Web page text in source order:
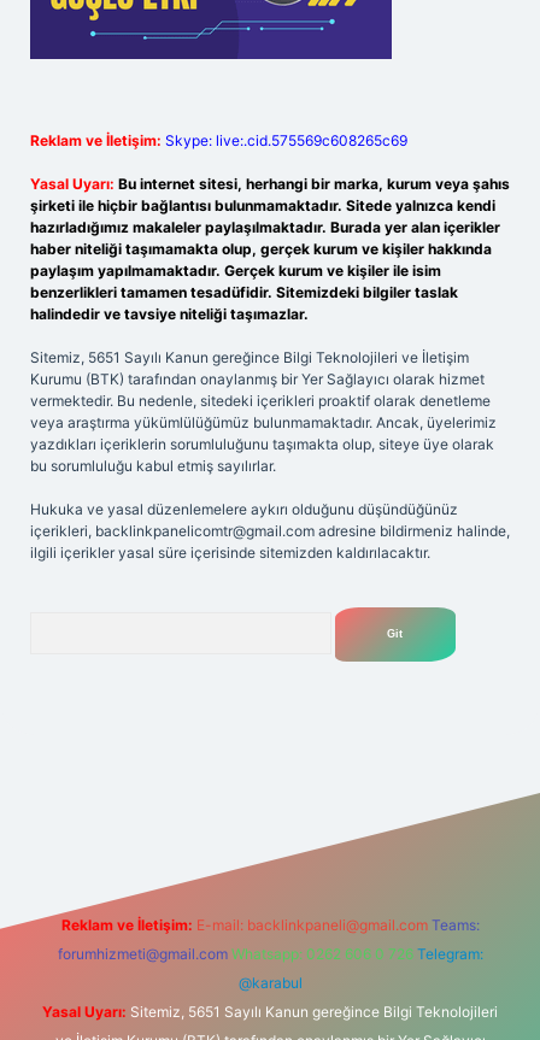
Reklam ve İletişim: Skype: live:.cid.575569c608265c69
Yasal Uyarı: Bu internet sitesi, herhangi bir marka, kurum veya şahıs
şirketi ile hiçbir bağlantısı bulunmamaktadır. Sitede yalnızca kendi
hazırladığımız makaleler paylaşılmaktadır. Burada yer alan içerikler
haber niteliği taşımamakta olup, gerçek kurum ve kişiler hakkında
paylaşım yapılmamaktadır. Gerçek kurum ve kişiler ile isim
benzerlikleri tamamen tesadüfidir. Sitemizdeki bilgiler taslak
halindedir ve tavsiye niteliği taşımazlar.
Sitemiz, 5651 Sayılı Kanun gereğince Bilgi Teknolojileri ve İletişim
Kurumu (BTK) tarafından onaylanmış bir Yer Sağlayıcı olarak hizmet
vermektedir. Bu nedenle, sitedeki içerikleri proaktif olarak denetleme
veya araştırma yükümlülüğümüz bulunmamaktadır. Ancak, üyelerimiz
yazdıkları içeriklerin sorumluluğunu taşımakta olup, siteye üye olarak
bu sorumluluğu kabul etmiş sayılırlar.
Hukuka ve yasal düzenlemelere aykırı olduğunu düşündüğünüz
içerikleri, backlinkpanelicomtr@gmail.com adresine bildirmeniz halinde,
ilgili içerikler yasal süre içerisinde sitemizden kaldırılacaktır.
Reklam ve İletişim: E-mail: backlinkpaneli@gmail.com Teams:
forumhizmeti@gmail.com Whatsapp: 0262 606 0 726 Telegram:
@karabul
Yasal Uyarı: Sitemiz, 5651 Sayılı Kanun gereğince Bilgi Teknolojileri